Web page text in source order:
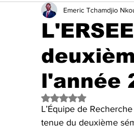
Conférence Annonce
l'année
Emeric Tchamdjio
Noté NaN étoiles sur
L’Équipe de
tenue du deuxième